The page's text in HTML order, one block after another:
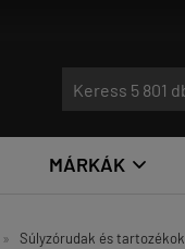
MÁRKÁK 
» Súlyzórudak és tartozékok